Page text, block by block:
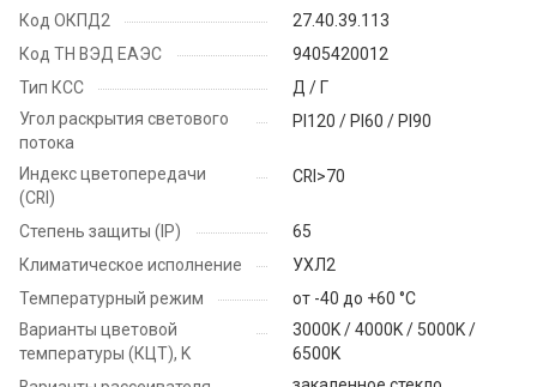
Код ОКПД2
27.40.39.113
Код ТН ВЭД ЕАЭС
9405420012
Тип КСС
Д / Г
Угол раскрытия светового
потока
PI120 / PI60 / PI90
Индекс цветопередачи
(CRI)
CRI>70
Степень защиты (IP)
65
Климатическое исполнение
УХЛ2
Температурный режим
от -40 до +60 °C
Варианты цветовой
температуры (КЦТ), K
3000K / 4000K / 5000K /
6500K